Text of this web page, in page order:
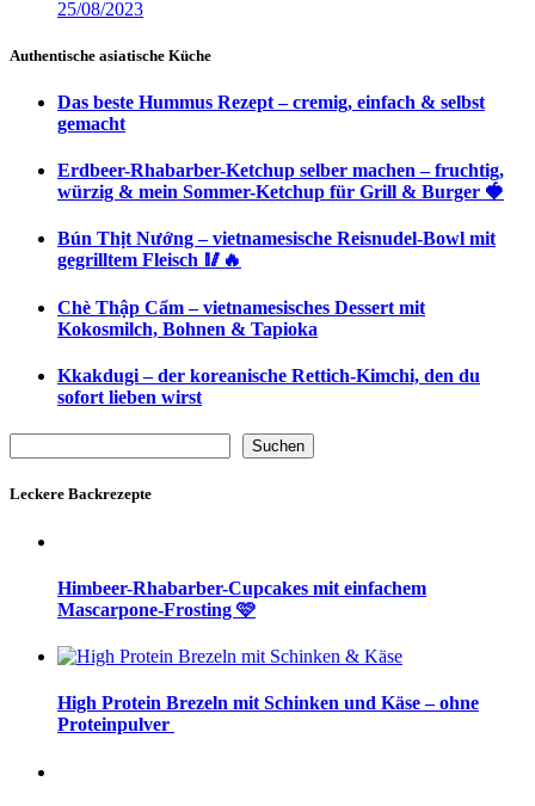
25/08/2023
Authentische asiatische Küche
Das beste Hummus Rezept – cremig, einfach & selbst
gemacht
Erdbeer-Rhabarber-Ketchup selber machen – fruchtig,
würzig & mein Sommer-Ketchup für Grill & Burger 🍓
Bún Thịt Nướng – vietnamesische Reisnudel-Bowl mit
gegrilltem Fleisch 🥢🔥
Chè Thập Cẩm – vietnamesisches Dessert mit
Kokosmilch, Bohnen & Tapioka
Kkakdugi – der koreanische Rettich-Kimchi, den du
sofort lieben wirst
Suchen
Leckere Backrezepte
Himbeer-Rhabarber-Cupcakes mit einfachem
Mascarpone-Frosting 🩷
High Protein Brezeln mit Schinken und Käse – ohne
Proteinpulver